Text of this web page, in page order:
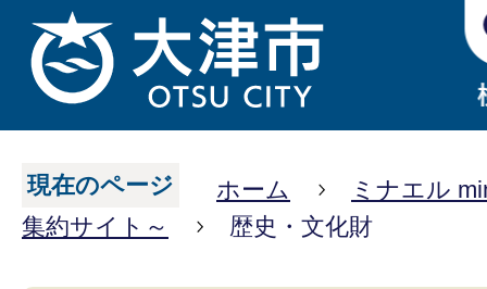
現在のページ ホーム
ミナエル
集約サイト～
歴史・文化財